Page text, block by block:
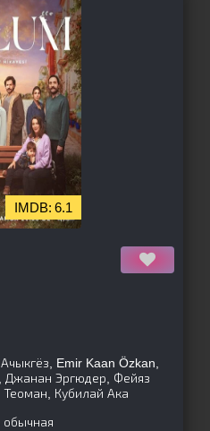
6.1
Emir Kaan Özkan,
Эргюдер, Фейяз
Кубилай Ака
обычная